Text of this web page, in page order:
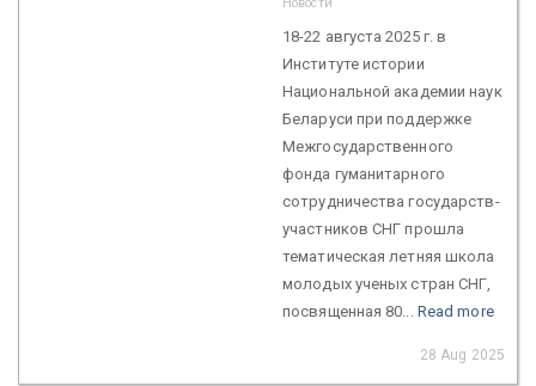
18-22 августа 2025 г. в
Институте истории
Национальной академии наук
Беларуси при поддержке
Межгосударственного
фонда гуманитарного
сотрудничества государств-
участников СНГ прошла
тематическая летняя школа
молодых ученых стран СНГ,
посвященная 80... Read more
28 Aug 2025